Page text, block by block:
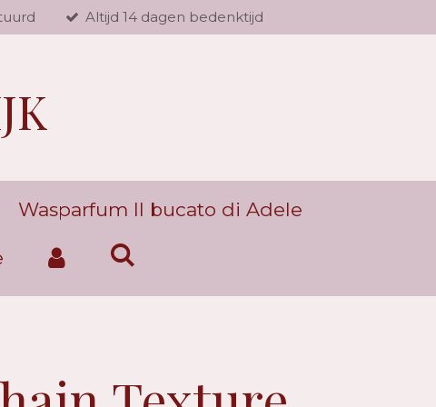
Altijd 14 dagen bedenktijd
Wasparfum Il bucato di Adele